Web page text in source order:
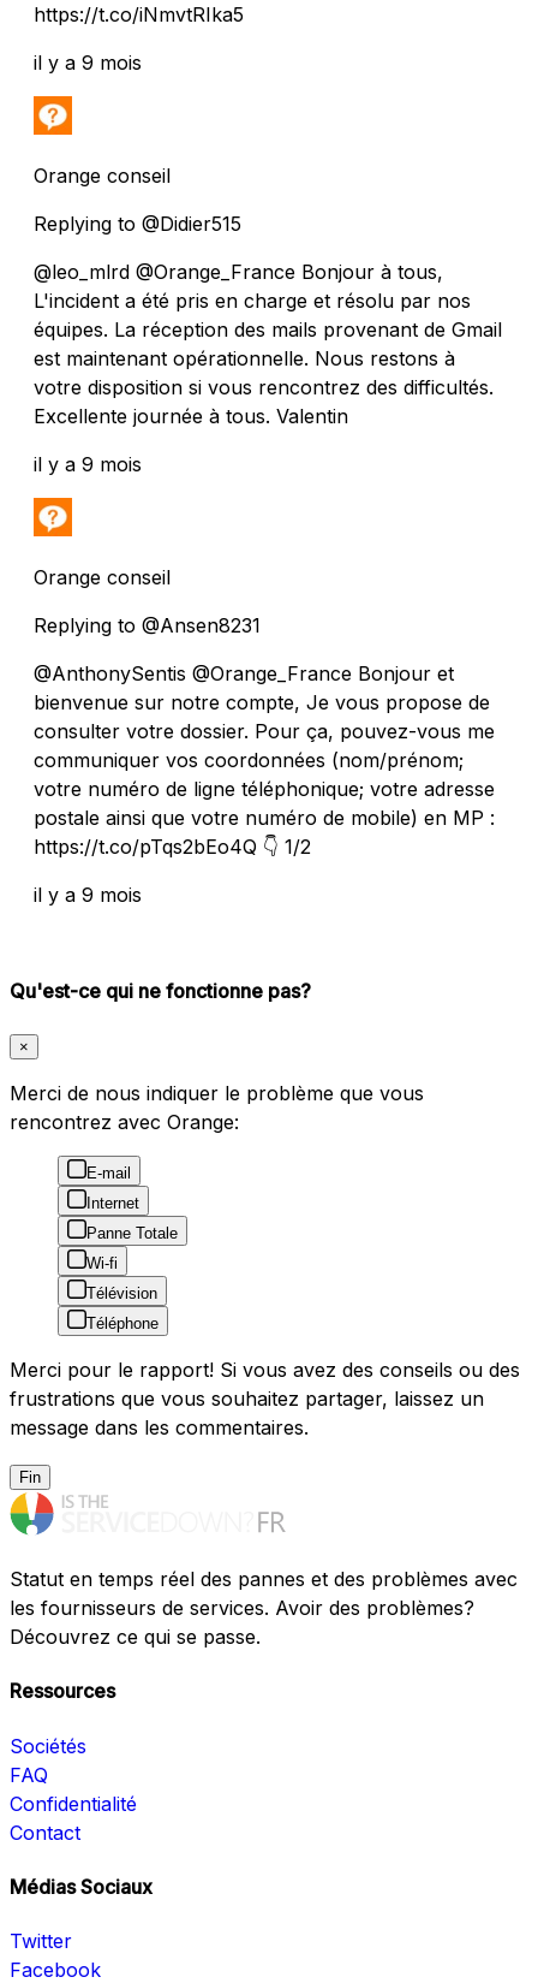
https://t.co/iNmvtRIka5
il y a 9 mois
Orange conseil
Replying to @Didier515
@leo_mlrd @Orange_France Bonjour à tous,
L'incident a été pris en charge et résolu par nos
équipes. La réception des mails provenant de Gmail
est maintenant opérationnelle. Nous restons à
votre disposition si vous rencontrez des difficultés.
Excellente journée à tous. Valentin
il y a 9 mois
Orange conseil
Replying to @Ansen8231
@AnthonySentis @Orange_France Bonjour et
bienvenue sur notre compte, Je vous propose de
consulter votre dossier. Pour ça, pouvez-vous me
communiquer vos coordonnées (nom/prénom;
votre numéro de ligne téléphonique; votre adresse
postale ainsi que votre numéro de mobile) en MP :
https://t.co/pTqs2bEo4Q 👇 1/2
il y a 9 mois
Qu'est-ce qui ne fonctionne pas?
×
Merci de nous indiquer le problème que vous
rencontrez avec Orange:
E-mail
Internet
Panne Totale
Wi-fi
Télévision
Téléphone
Merci pour le rapport! Si vous avez des conseils ou des
frustrations que vous souhaitez partager, laissez un
message dans les commentaires.
Fin
Statut en temps réel des pannes et des problèmes avec
les fournisseurs de services. Avoir des problèmes?
Découvrez ce qui se passe.
Ressources
Sociétés
FAQ
Confidentialité
Contact
Médias Sociaux
Twitter
Facebook